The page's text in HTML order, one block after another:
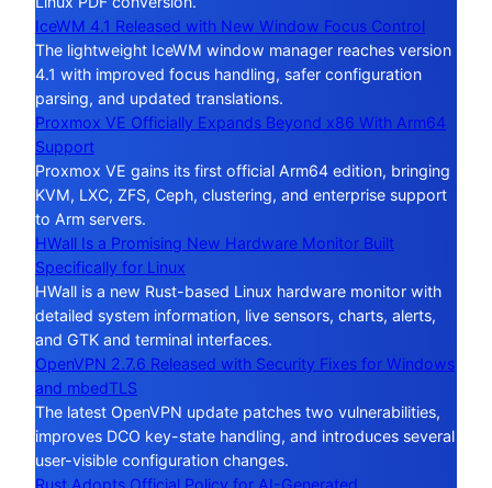
IceWM 4.1 Released with New Window Focus Control
The lightweight IceWM window manager reaches version
4.1 with improved focus handling, safer configuration
parsing, and updated translations.
Proxmox VE Officially Expands Beyond x86 With Arm64
Support
Proxmox VE gains its first official Arm64 edition, bringing
KVM, LXC, ZFS, Ceph, clustering, and enterprise support
to Arm servers.
HWall Is a Promising New Hardware Monitor Built
Specifically for Linux
HWall is a new Rust-based Linux hardware monitor with
detailed system information, live sensors, charts, alerts,
and GTK and terminal interfaces.
OpenVPN 2.7.6 Released with Security Fixes for Windows
and mbedTLS
The latest OpenVPN update patches two vulnerabilities,
improves DCO key-state handling, and introduces several
user-visible configuration changes.